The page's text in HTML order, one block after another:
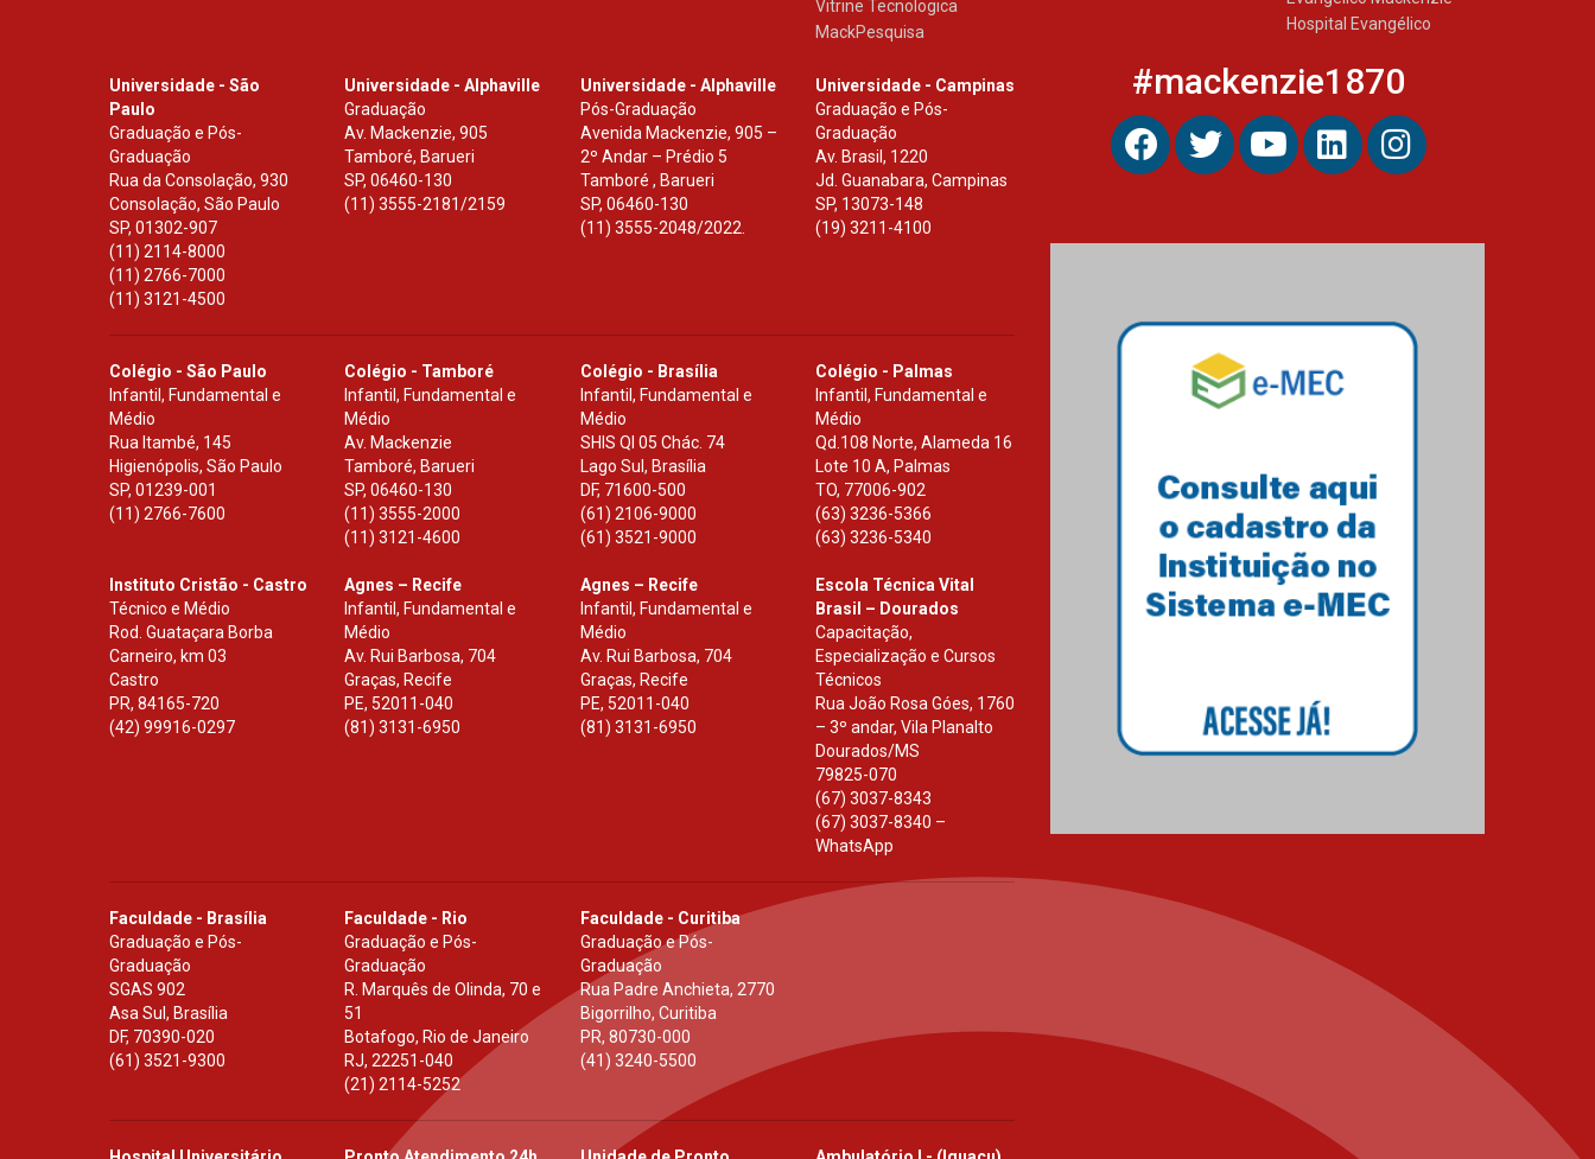
Vitrine Tecnologica
MackPesquisa
Hospital Evangélico
Universidade - São
Paulo
Graduação e Pós-
Graduação
Rua da Consolação, 930
Consolação, São Paulo
SP, 01302-907
(11) 2114-8000
(11) 2766-7000
(11) 3121-4500
Universidade - Alphaville
Graduação
Av. Mackenzie, 905
Tamboré, Barueri
SP,06460-130
(11) 3555-2181/2159
Universidade - Alphaville
Pós-Graduação
Avenida Mackenzie, 905 –
2º Andar – Prédio 5
Tamboré , Barueri
SP, 06460-130
(11) 3555-2048/2022.
Universidade - Campinas
Graduação e Pós-
Graduação
Av. Brasil, 1220
Jd. Guanabara, Campinas
SP, 13073-148
(19) 3211-4100
Colégio - São Paulo
Infantil, Fundamental e
Médio
Rua Itambé, 145
Higienópolis, São Paulo
SP, 01239-001
(11) 2766-7600
Colégio - Tamboré
Infantil, Fundamental e
Médio
Av. Mackenzie
Tamboré, Barueri
SP,06460-130
(11) 3555-2000
(11) 3121-4600
Colégio - Brasília
Infantil, Fundamental e
Médio
SHIS Ql 05 Chác. 74
Lago Sul, Brasília
DF, 71600-500
(61) 2106-9000
(61) 3521-9000
Colégio - Palmas
Infantil, Fundamental e
Médio
Qd.108 Norte, Alameda 16
Lote 10 A, Palmas
TO, 77006-902
(63) 3236-5366
(63) 3236-5340
Instituto Cristão - Castro
Técnico e Médio
Rod. Guataçara Borba
Carneiro, km 03
Castro
PR, 84165-720
(42) 99916-0297
Agnes – Recife
Infantil, Fundamental e
Médio
Av. Rui Barbosa, 704
Graças, Recife
PE, 52011-040
(81) 3131-6950
Agnes – Recife
Infantil, Fundamental e
Médio
Av. Rui Barbosa, 704
Graças, Recife
PE, 52011-040
(81) 3131-6950
Escola Técnica Vital
Brasil – Dourados
Capacitação,
Especialização e Cursos
Técnicos
Rua João Rosa Góes, 1760
– 3º andar, Vila Planalto
Dourados/MS
79825-070
(67) 3037-8343
(67) 3037-8340 –
WhatsApp
Faculdade - Brasília
Graduação e Pós-
Graduação
SGAS 902
Asa Sul, Brasília
DF, 70390-020
(61) 3521-9300
Faculdade - Rio
Graduação e Pós-
Graduação
R. Marquês de Olinda, 70 e
51
Botafogo, Rio de Janeiro
RJ,22251-040
(21) 2114-5252
Faculdade - Curitiba
Graduação e Pós-
Graduação
Rua Padre Anchieta, 2770
Bigorrilho, Curitiba
PR, 80730-000
(41) 3240-5500
#mackenzie1870